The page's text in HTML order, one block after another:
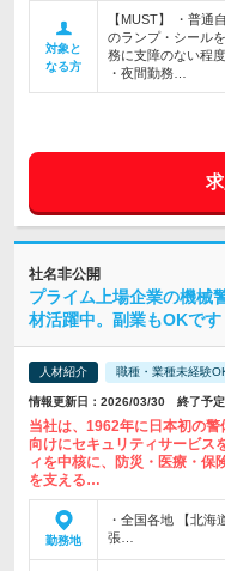
対象と
なる方
【MUST】 ・普
のランプ・シール
務に支障のない程
・夜間勤務…
社名非公開
プライム上場企業の機械
材活躍中。副業もOKです
人材紹介 職種・業種未経験
情報更新日：2026/03/30 終了予
当社は、1962年に日本初の
向けにセキュリティサービス
ィを中核に、防災・医療・保
を支える…
勤務地
・全国各地 【北海
張…